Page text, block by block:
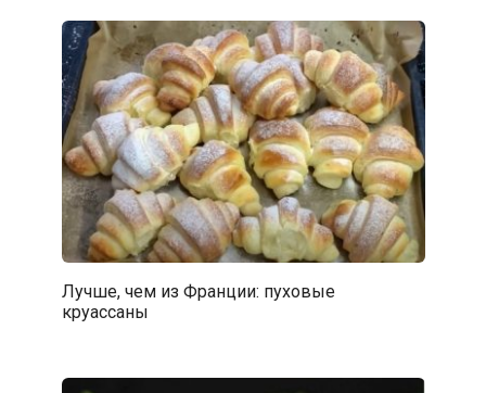
Лучше, чем из Франции: пуховые
круассаны